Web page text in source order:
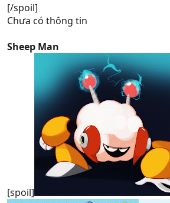
[/spoil]
Chưa có thông tin
Sheep Man
[spoil]